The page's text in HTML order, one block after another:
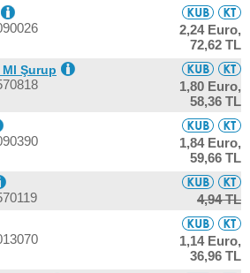
2,24 Euro,
72,62 TL
Şurup
1,80 Euro,
58,36 TL
1,84 Euro,
59,66 TL
4,94 TL
1,14 Euro,
36,96 TL